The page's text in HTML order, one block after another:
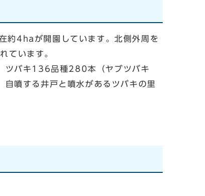
約4haが開園しています。北側外周を
ています。
ツバキ136品種280本（ヤブツバキ
噴する井戸と噴水があるツバキの里